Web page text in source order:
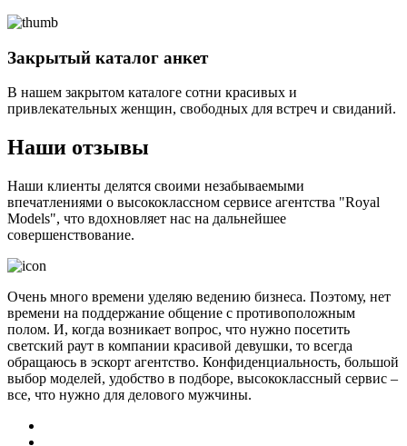
Закрытый каталог анкет
В нашем закрытом каталоге сотни красивых и
привлекательных женщин, свободных для встреч и свиданий.
Наши отзывы
Наши клиенты делятся своими незабываемыми
впечатлениями о высококлассном сервисе агентства "Royal
Models", что вдохновляет нас на дальнейшее
совершенствование.
Очень много времени уделяю ведению бизнеса. Поэтому, нет
времени на поддержание общение с противоположным
полом. И, когда возникает вопрос, что нужно посетить
светский раут в компании красивой девушки, то всегда
обращаюсь в эскорт агентство. Конфиденциальность, большой
выбор моделей, удобство в подборе, высококлассный сервис –
все, что нужно для делового мужчины.